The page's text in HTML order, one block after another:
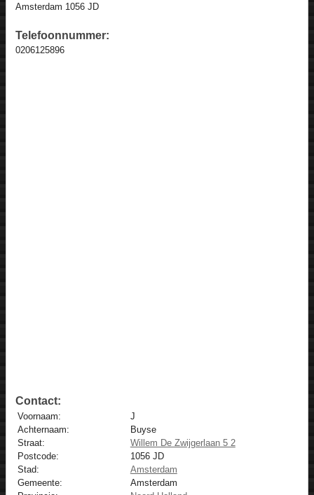
Amsterdam 1056 JD
Telefoonnummer:
0206125896
Contact:
Voornaam:
J
Achternaam:
Buyse
Straat:
Willem De Zwijgerlaan 5 2
Postcode:
1056 JD
Stad:
Amsterdam
Gemeente:
Amsterdam